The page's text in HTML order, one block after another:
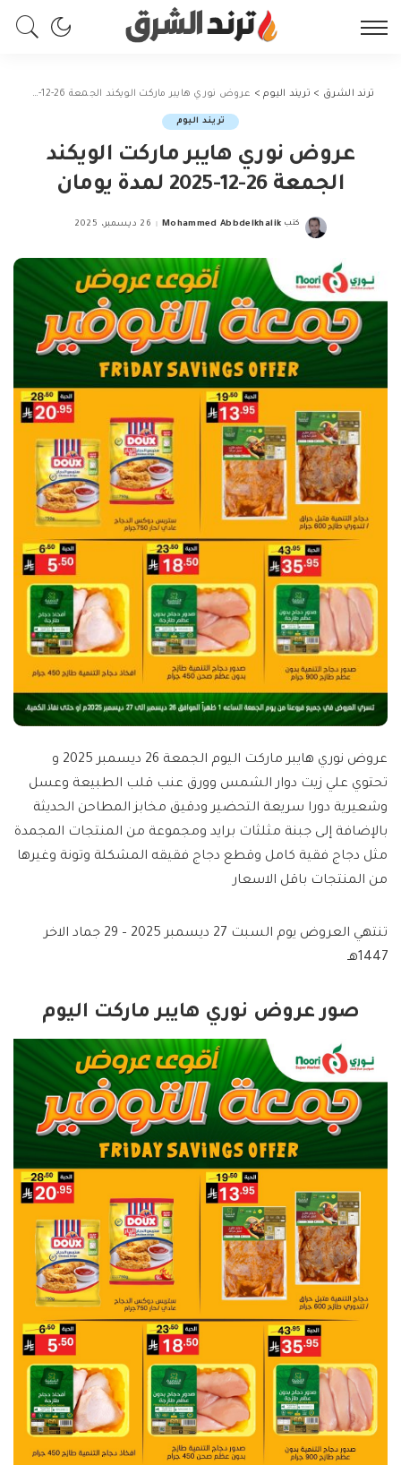
ترند الشرق > تريند اليوم> عروض نوري هايبر ماركت الويكند الجمعة 26-12-2025 لمدة يومان
تريند اليوم
عروض نوري هايبر ماركت الويكند
الجمعة 26-12-2025 لمدة يومان
Posted
كتب Mohammed Abbdelkhalik 26 ديسمبر، 2025
عروض نوري هايبر ماركت اليوم الجمعة 26 ديسمبر 2025 و
تحتوي علي زيت دوار الشمس وورق عنب قلب الطبيعة وعسل
وشعيرية دورا سريعة التحضير ودقيق مخابز المطاحن الحديثة
بالإضافة إلى جبنة مثلثات برايد ومجموعة من المنتجات المجمدة
مثل دجاج فقية كامل وقطع دجاج فقيقه المشكلة وتونة وغيرها
من المنتجات باقل الاسعار
تنتهي العروض يوم السبت 27 ديسمبر 2025 – 29 جماد الاخر
1447هـ
صور عروض نوري هايبر ماركت اليوم